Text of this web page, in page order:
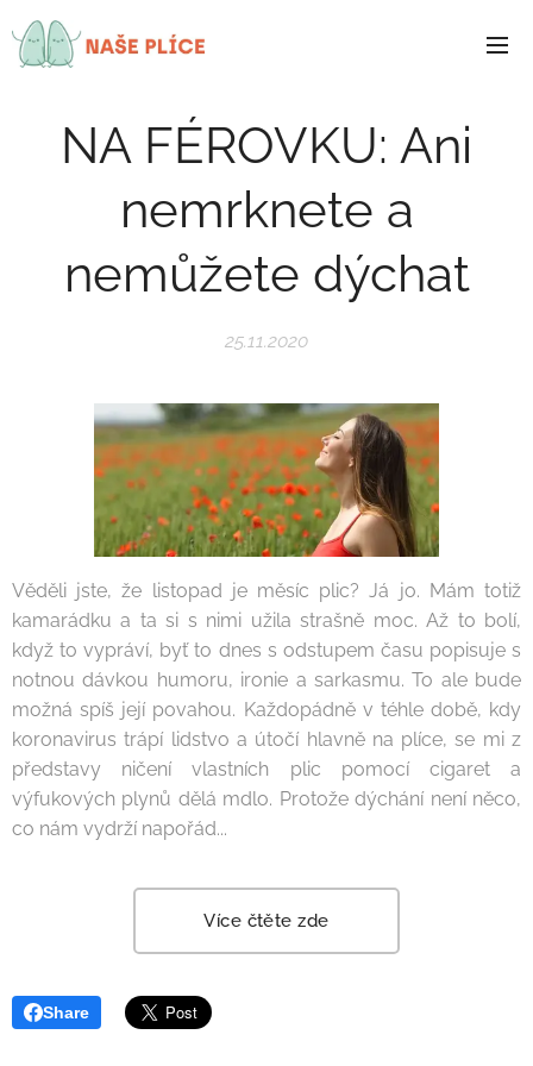
NA FÉROVKU: Ani
nemrknete a
nemůžete dýchat
25.11.2020
Věděli jste, že listopad je měsíc plic? Já jo. Mám totiž
kamarádku a ta si s nimi užila strašně moc. Až to bolí,
když to vypráví, byť to dnes s odstupem času popisuje s
notnou dávkou humoru, ironie a sarkasmu. To ale bude
možná spíš její povahou. Každopádně v téhle době, kdy
koronavirus trápí lidstvo a útočí hlavně na plíce, se mi z
představy ničení vlastních plic pomocí cigaret a
výfukových plynů dělá mdlo. Protože dýchání není něco,
co nám vydrží napořád...
Více čtěte zde
Share